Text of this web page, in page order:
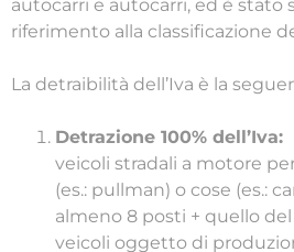
autocarri e autocarri, ed è stato
riferimento alla classificazione
La detraibilità dell’Iva è la
Detrazione 100% dell’Iva:
veicoli stradali a motore
(es.: pullman) o cose (es.:
almeno 8 posti + quello
veicoli oggetto di